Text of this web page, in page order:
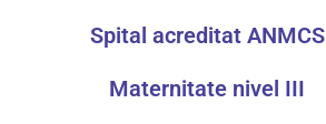
Spital acreditat ANMCS
Maternitate nivel III